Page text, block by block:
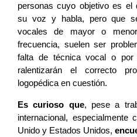
personas cuyo objetivo es el
su voz y habla, pero que
vocales de mayor o
frecuencia, suelen ser
falta de técnica vocal o por
ralentizarán el correcto
logopédica en cuestión.
Es curioso que, pese a
internacional, especialmente
Unido y Estados Unidos,